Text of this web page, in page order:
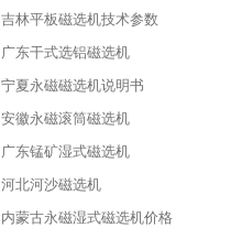
吉林平板磁选机技术参数
广东干式选铝磁选机
宁夏永磁磁选机说明书
安徽永磁滚筒磁选机
广东锰矿湿式磁选机
河北河沙磁选机
内蒙古永磁湿式磁选机价格